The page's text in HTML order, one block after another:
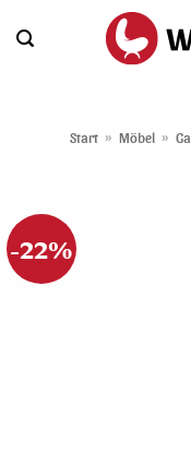
Inhalt
Start » Möbel »
-22%